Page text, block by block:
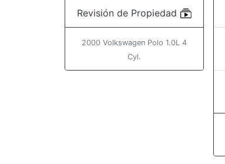
Revisión de Propiedad
2000 Volkswagen Polo 1.0L 4
Cyl.